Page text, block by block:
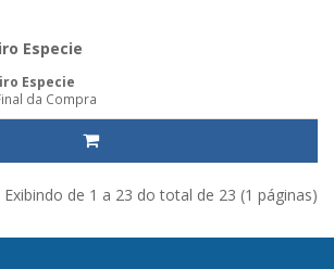
Especie
Especie
da Compra
Exibindo de 1 a 23 do total de 23 (1 páginas)